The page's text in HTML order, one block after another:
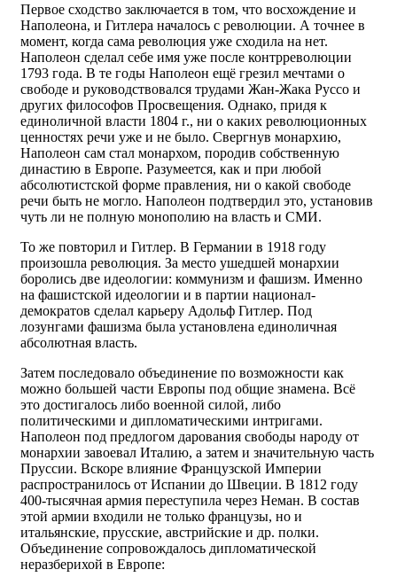
Первое сходство заключается в том, что восхождение и
Наполеона, и Гитлера началось с революции. А точнее в
момент, когда сама революция уже сходила на нет.
Наполеон сделал себе имя уже после контрреволюции
1793 года. В те годы Наполеон ещё грезил мечтами о
свободе и руководствовался трудами Жан-Жака Руссо и
других философов Просвещения. Однако, придя к
единоличной власти 1804 г., ни о каких революционных
ценностях речи уже и не было. Свергнув монархию,
Наполеон сам стал монархом, породив собственную
династию в Европе. Разумеется, как и при любой
абсолютистской форме правления, ни о какой свободе
речи быть не могло. Наполеон подтвердил это, установив
чуть ли не полную монополию на власть и СМИ.
То же повторил и Гитлер. В Германии в 1918 году
произошла революция. За место ушедшей монархии
боролись две идеологии: коммунизм и фашизм. Именно
на фашистской идеологии и в партии национал-
демократов сделал карьеру Адольф Гитлер. Под
лозунгами фашизма была установлена единоличная
абсолютная власть.
Затем последовало объединение по возможности как
можно большей части Европы под общие знамена. Всё
это достигалось либо военной силой, либо
политическими и дипломатическими интригами.
Наполеон под предлогом дарования свободы народу от
монархии завоевал Италию, а затем и значительную часть
Пруссии. Вскоре влияние Французской Империи
распространилось от Испании до Швеции. В 1812 году
400-тысячная армия переступила через Неман. В состав
этой армии входили не только французы, но и
итальянские, прусские, австрийские и др. полки.
Объединение сопровождалось дипломатической
неразберихой в Европе: